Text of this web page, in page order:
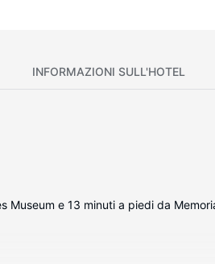
INFORMAZIONI SULL'HOTEL
e 13 minuti a piedi da